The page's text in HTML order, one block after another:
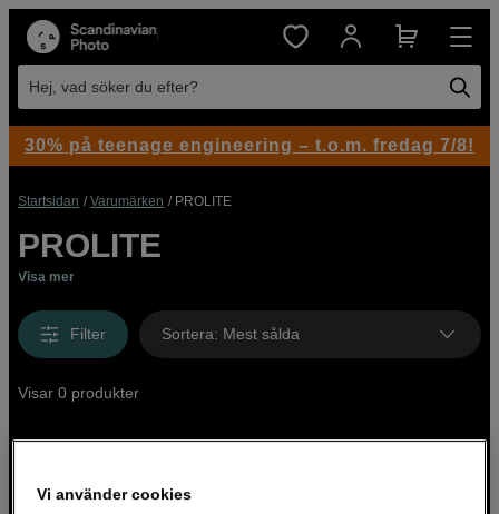
Hej, vad söker du efter?
Startsidan Varumärken PROLITE
PROLITE
Visa mer
Filter Sortera: Mest sålda
Visar 0 produkter
30% på teenage engineering – t.o.m. fredag 7/8!
Vi använder cookies